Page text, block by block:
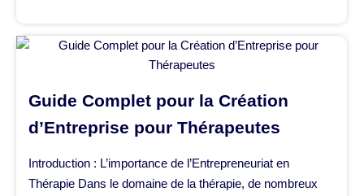
Guide Complet pour la Création
d’Entreprise pour Thérapeutes
Introduction : L’importance de l’Entrepreneuriat en
Thérapie Dans le domaine de la thérapie, de nombreux